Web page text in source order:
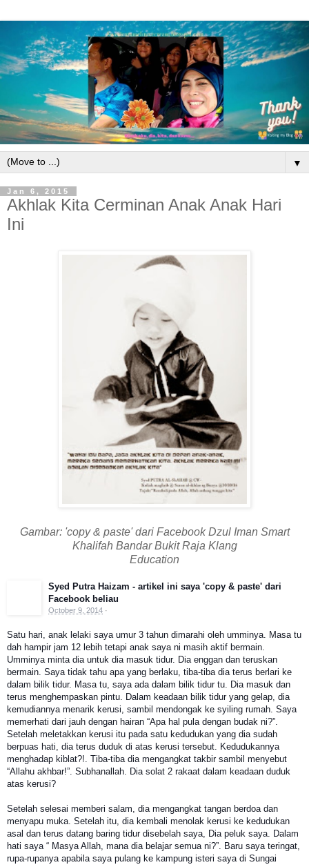
▼
Jan 6, 2015
Akhlak Kita Cerminan Anak Anak Hari
Ini
Gambar: 'copy & paste' dari Facebook Dzul Iman Smart
Khalifah Bandar Bukit Raja Klang
Education
Syed Putra Haizam - artikel ini saya 'copy & paste' dari
Facebook beliau
October 9, 2014 ·
Satu hari, anak lelaki saya umur 3 tahun dimarahi oleh umminya. Masa tu
dah hampir jam 12 lebih tetapi anak saya ni masih aktif bermain.
Umminya minta dia untuk dia masuk tidur. Dia enggan dan teruskan
bermain. Saya tidak tahu apa yang berlaku, tiba-tiba dia terus berlari ke
dalam bilik tidur. Masa tu, saya ada dalam bilik tidur tu. Dia masuk dan
terus menghempaskan pintu. Dalam keadaan bilik tidur yang gelap, dia
kemudiannya menarik kerusi, sambil mendongak ke syiling rumah. Saya
memerhati dari jauh dengan hairan “Apa hal pula dengan budak ni?”.
Setelah meletakkan kerusi itu pada satu kedudukan yang dia sudah
berpuas hati, dia terus duduk di atas kerusi tersebut. Kedudukannya
menghadap kiblat?!. Tiba-tiba dia mengangkat takbir sambil menyebut
“Allahu akhbar!”. Subhanallah. Dia solat 2 rakaat dalam keadaan duduk
atas kerusi?
Setelah selesai memberi salam, dia mengangkat tangan berdoa dan
menyapu muka. Setelah itu, dia kembali menolak kerusi ke kedudukan
asal dan terus datang baring tidur disebelah saya, Dia peluk saya. Dalam
hati saya “ Masya Allah, mana dia belajar semua ni?”. Baru saya teringat,
rupa-rupanya apabila saya pulang ke kampung isteri saya di Sungai